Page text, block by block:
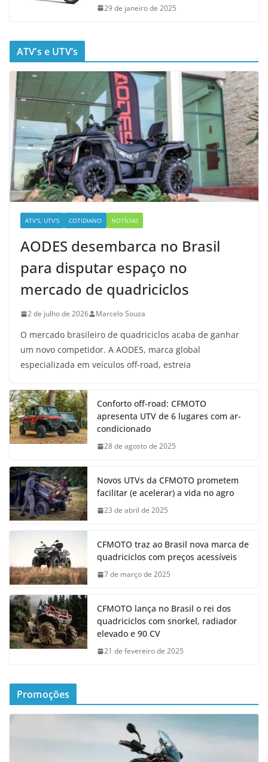
29 de janeiro de 2025
ATV’s e UTV’s
ATV'S, UTV'S COTIDIANO NOTÍCIAS
AODES desembarca no Brasil
para disputar espaço no
mercado de quadriciclos
2 de julho de 2026 Marcelo Souza
O mercado brasileiro de quadriciclos acaba de ganhar
um novo competidor. A AODES, marca global
especializada em veículos off-road, estreia
Conforto off-road: CFMOTO
apresenta UTV de 6 lugares com ar-
condicionado
28 de agosto de 2025
Novos UTVs da CFMOTO prometem
facilitar (e acelerar) a vida no agro
23 de abril de 2025
CFMOTO traz ao Brasil nova marca de
quadriciclos com preços acessíveis
7 de março de 2025
CFMOTO lança no Brasil o rei dos
quadriciclos com snorkel, radiador
elevado e 90 CV
21 de fevereiro de 2025
Promoções